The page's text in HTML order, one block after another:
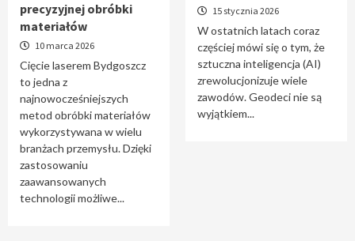
precyzyjnej obróbki
materiałów
10 marca 2026
Cięcie laserem Bydgoszcz
to jedna z
najnowocześniejszych
metod obróbki materiałów
wykorzystywana w wielu
branżach przemysłu. Dzięki
zastosowaniu
zaawansowanych
technologii możliwe...
15 stycznia 2026
W ostatnich latach coraz
częściej mówi się o tym, że
sztuczna inteligencja (AI)
zrewolucjonizuje wiele
zawodów. Geodeci nie są
wyjątkiem...